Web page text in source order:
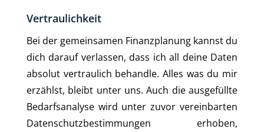
Vertraulichkeit
Bei der gemeinsamen Finanzplanung kannst du
dich darauf verlassen, dass ich all deine Daten
absolut vertraulich behandle. Alles was du mir
erzählst, bleibt unter uns. Auch die ausgefüllte
Bedarfsanalyse wird unter zuvor vereinbarten
Datenschutzbestimmungen erhoben,